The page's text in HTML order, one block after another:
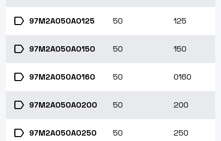
label 97M2A050A0125 50 125
label 97M2A050A0150 50 150
label 97M2A050A0160 50 0160
label 97M2A050A0200 50 200
label 97M2A050A0250 50 250